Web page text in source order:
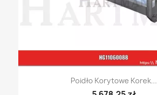
Poidło Korytowe Korek...